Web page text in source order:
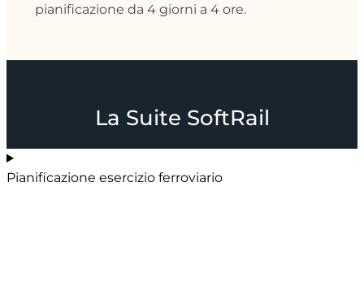
pianificazione da 4 giorni a 4 ore.
La Suite SoftRail
Pianificazione esercizio ferroviario